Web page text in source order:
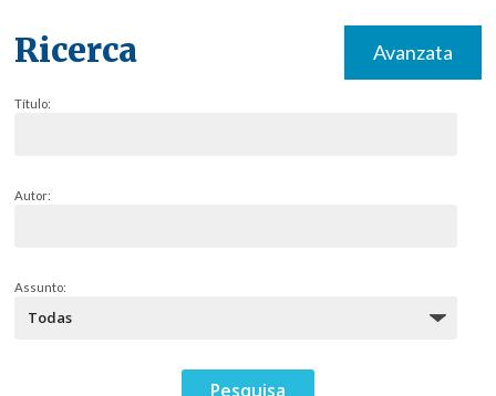
Ricerca Avanzata
Título:
Autor:
Assunto: